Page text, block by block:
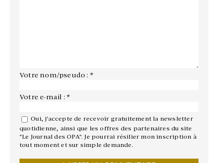
Votre nom/pseudo : *
Votre e-mail : *
Oui, j'accepte de recevoir gratuitement la newsletter
quotidienne, ainsi que les offres des partenaires du site
"Le Journal des OPA". Je pourrai résilier mon inscription à
tout moment et sur simple demande.